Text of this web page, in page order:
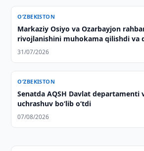
O‘ZBEKISTON
Markaziy Osiyo va Ozarbayjon
rivojlanishini muhokama qilishdi va
deklaratsiya qabul qilishdi
31/07/2026
O‘ZBEKISTON
Senatda AQSH Davlat departamenti
uchrashuv boʻlib oʻtdi
07/08/2026